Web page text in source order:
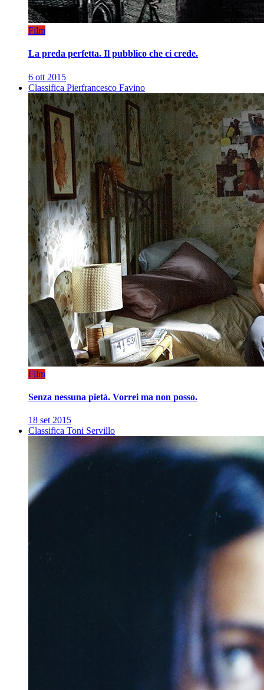
Film
La preda perfetta. Il pubblico che ci crede.
6 ott 2015
Classifica Pierfrancesco Favino
Film
Senza nessuna pietà. Vorrei ma non posso.
18 set 2015
Classifica Toni Servillo